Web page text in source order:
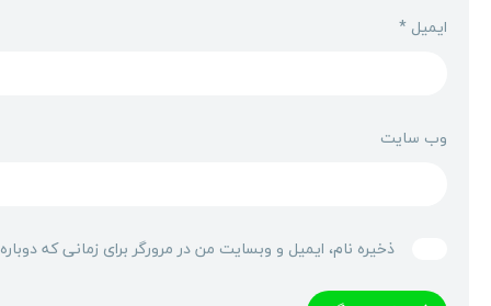
ایمیل *
وب‌ سایت
ذخیره نام، ایمیل و وبسایت من در مرورگر برای زمانی که